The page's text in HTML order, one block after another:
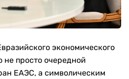
экономического
не просто очередной
ЕАЭС, а символическим